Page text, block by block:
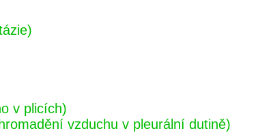
v plicích)
vzduchu v pleurální dutině)